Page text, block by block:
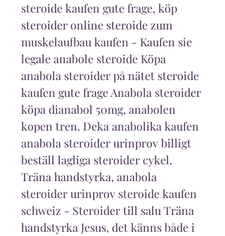
steroide kaufen gute frage, köp
steroider online steroide zum
muskelaufbau kaufen - Kaufen sie
legale anabole steroide Köpa
anabola steroider på nätet steroide
kaufen gute frage Anabola steroider
köpa dianabol 50mg, anabolen
kopen tren. Deka anabolika kaufen
anabola steroider urinprov billigt
beställ lagliga steroider cykel.
Träna handstyrka, anabola
steroider urinprov steroide kaufen
schweiz - Steroider till salu Träna
handstyrka Jesus, det känns både i